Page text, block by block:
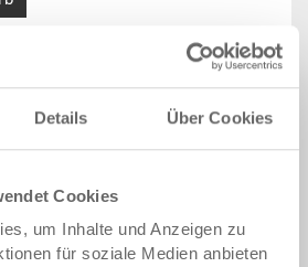
Details Über Cookies
Cookies
um Inhalte und Anzeigen zu
für soziale Medien anbieten
CHF 9.85
CHF 9.00
CHF 8.20
CHF 7.10